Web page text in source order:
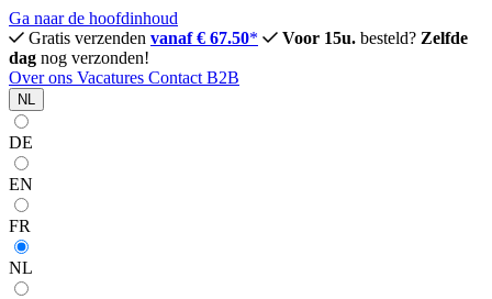
Ga naar de hoofdinhoud
Gratis verzenden vanaf € 67.50* Voor 15u. besteld? Zelfde
dag nog verzonden!
Over ons Vacatures Contact B2B
NL
DE
EN
FR
NL